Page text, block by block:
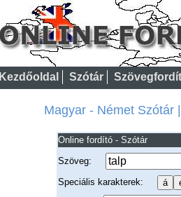
Kezdőoldal Szótár
Magyar - Német Szótár
Online fordító - Szótár
Szöveg:
Speciális karakterek: